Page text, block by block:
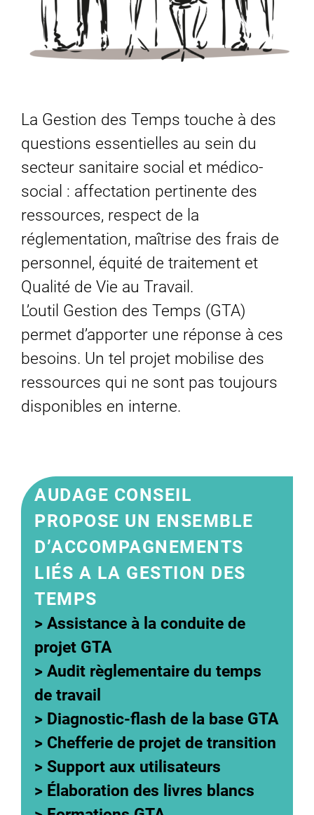
La Gestion des Temps touche à des
questions essentielles au sein du
secteur sanitaire social et médico-
social : affectation pertinente des
ressources, respect de la
réglementation, maîtrise des frais de
personnel, équité de traitement et
Qualité de Vie au Travail.
L’outil Gestion des Temps (GTA)
permet d’apporter une réponse à ces
besoins. Un tel projet mobilise des
ressources qui ne sont pas toujours
disponibles en interne.
AUDAGE CONSEIL
PROPOSE UN ENSEMBLE
D’ACCOMPAGNEMENTS
LIÉS A LA GESTION DES
TEMPS
>Assistance à la conduite de
projet GTA
>Audit règlementaire du temps
de travail
> Diagnostic-flash de la base GTA
> Chefferie de projet de transition
> Support aux utilisateurs
> Élaboration des livres blancs